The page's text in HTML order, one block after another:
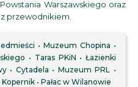
Warszawskiego oraz
przewodnikiem.
Muzeum Chopina
Taras PKiN
Łazienki
Cytadela
Muzeum PRL
Pałac w Wilanowie